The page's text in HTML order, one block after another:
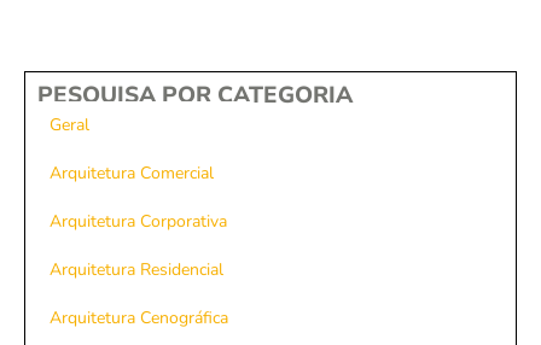
PESQUISA POR CATEGORIA
Geral
Arquitetura Comercial
Arquitetura Corporativa
Arquitetura Residencial
Arquitetura Cenográfica